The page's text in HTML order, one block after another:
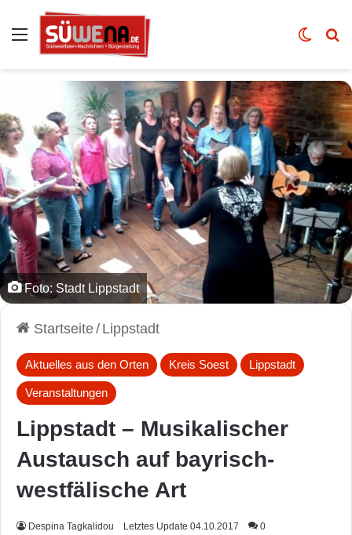
Auswahl Skin
Foto: Stadt Lippstadt
Startseite/ Lippstadt
Aktuelles aus den Orten Kreis Soest Lippstadt
Veranstaltungen
Lippstadt – Musikalischer
Austausch auf bayrisch-
westfälische Art
Despina Tagkalidou Letztes Update 04.10.2017 0